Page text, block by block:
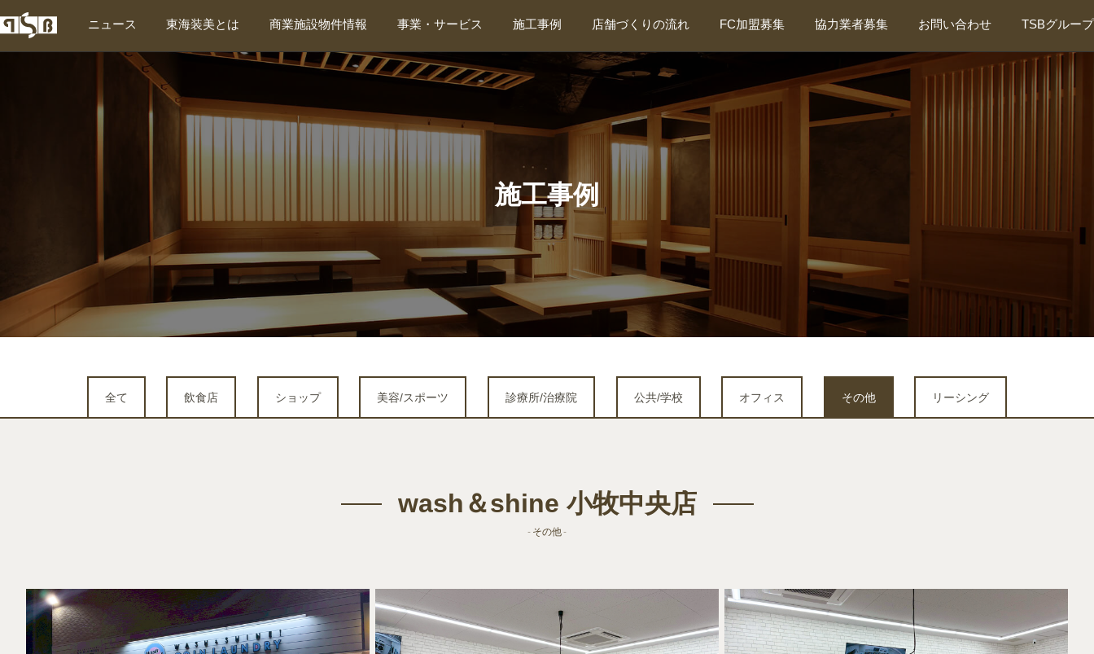
ニュース 東海装美とは
東海装美について
東海装美の特徴
企業情報
対応エリア
SDGs宣言
会社案内PDFダウンロード
商業施設物件情報 事業・サービス
店舗繁盛応援団
店舗探し応援団
厨房機器サービス
カビ取り・カビ対策
抗ウイルス・抗菌・消毒施工（東海抗菌サービス）
デザイン・設計（ティーズプランニング）
施工事例
美容/スポーツ
診療所/治療院
店舗づくりの流れ FC加盟募集 協力業者募集
新規協力業者募集
新規外注管理者募集
東海会について
お問い合わせ TSBグループ
TSBグループ総合サイト
東海装美・厨房事業部
東海抗菌サービス
ティーズプランニング
カビバスターズ東海
施工事例
全て 飲食店 ショップ 美容/スポーツ 診療所/治療院 公共/学校 オフィス その他 リーシング
wash＆shine 小牧中央店
- その他 -